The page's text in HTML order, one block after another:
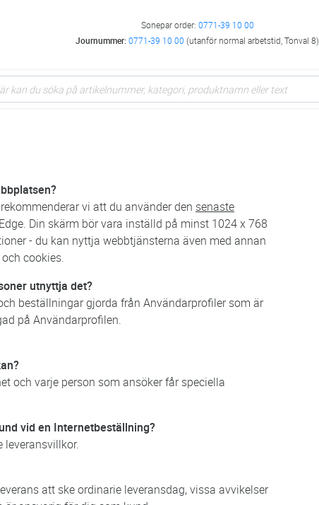
Sonepar order: 0771-39 10 00
Journummer:0771-39 10 00 (utanför normal arbetstid, Tonval 8)
vi att du använder den senaste
Din skärm bör vara inställd på minst 1024 x 768
- du kan nyttja webbtjänsterna även med annan
cookies.
utnyttja det?
beställningar gjorda från Användarprofiler som är
på Användarprofilen.
och varje person som ansöker får speciella
vid en Internetbeställning?
leveransvillkor.
att ske ordinarie leveransdag, vissa avvikelser